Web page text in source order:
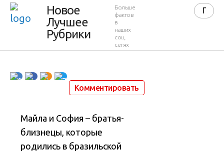
Новое
Лучшее
Рубрики
Больше
фактов
в
наших
соц.
сетях
после
3 315
1 2
Комментировать
Майла и София – братья-
близнецы, которые
родились в бразильской